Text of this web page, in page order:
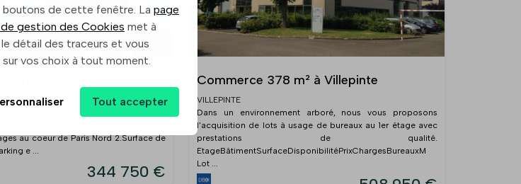
à la vente des surfaces de bureaux
au coeur de Paris Nord 2.Surface de
e ...
344 750 €
Commerce 378 m² à Villepinte
VILLEPINTE
Dans un environnement arboré, nous vous proposons
l'acquisition de lots à usage de bureaux au 1er étage avec
prestations de qualité.
EtageBâtimentSurfaceDisponibilitéPrixChargesBureauxM
Lot ...
boutons de cette fenêtre. La page
gestion des Cookies met à
détail des traceurs et vous
vos choix à tout moment.
Tout accepter